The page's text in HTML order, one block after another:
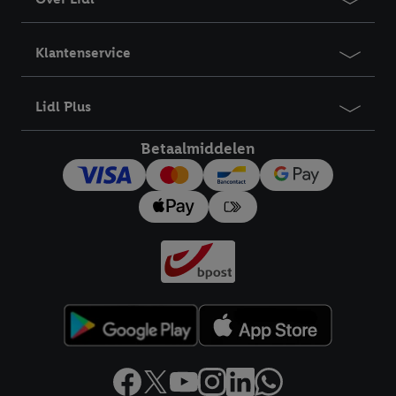
Klantenservice
Lidl Plus
Betaalmiddelen